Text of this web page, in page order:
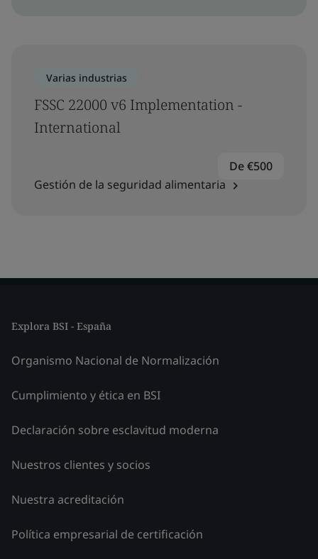
Varias industrias
FSSC 22000 v6 Implementation -
International
Gestión de la seguridad alimentaria
De €500
Explora BSI - España
Organismo Nacional de Normalización
Cumplimiento y ética en BSI
Declaración sobre esclavitud moderna
Nuestros clientes y socios
Nuestra acreditación
Política empresarial de certificación